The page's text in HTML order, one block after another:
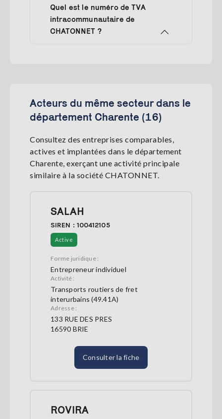
Quel est le numéro de TVA
intracommunautaire de
CHATONNET ?
Acteurs du même secteur dans le
département Charente (16)
Consultez des entreprises comparables,
actives et implantées dans le département
Charente, exerçant une activité principale
similaire à la société CHATONNET.
SALAH
SIREN : 100412105
Active
Forme juridique :
Entrepreneur individuel
Activité :
Transports routiers de fret
interurbains (49.41A)
Adresse :
133 RUE DES PRES
16590 BRIE
Consulter la fiche
ROVIRA